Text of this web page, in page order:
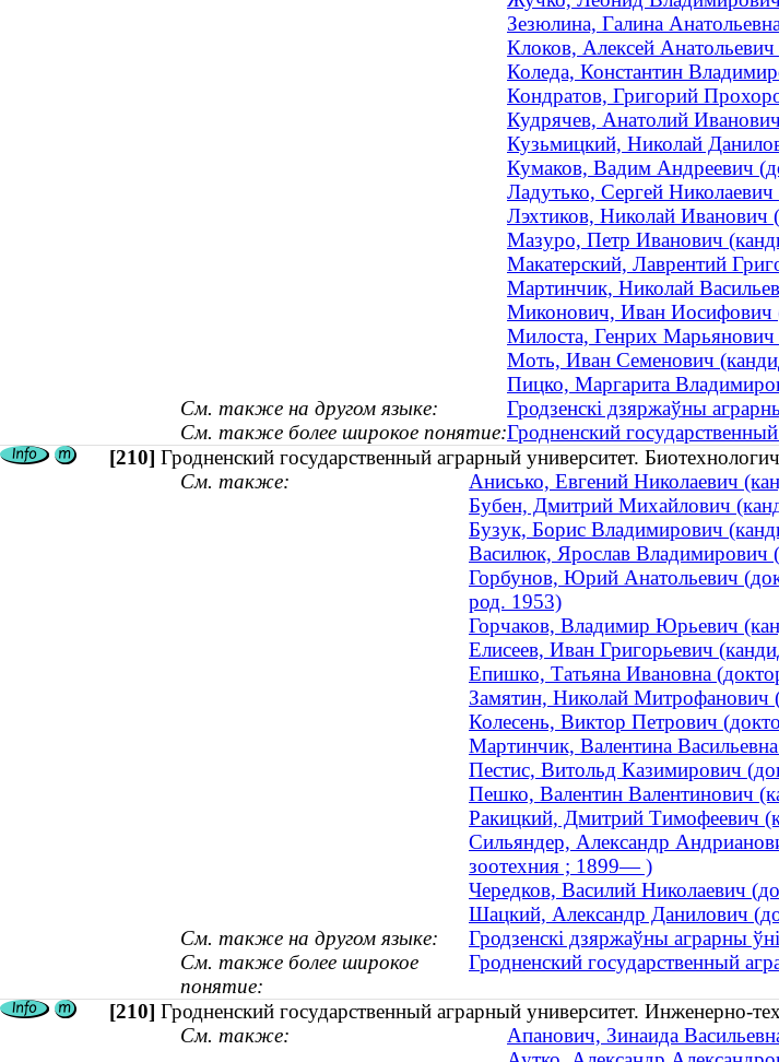
Зезюлина, Галина
Клоков, Алексей Анатольевич
Коледа, Константин
Кондратов, Григорий
Кудрячев, Анатолий
Кузьмицкий, Николай
Кумаков, Вадим Андреевич
Ладутько, Сергей
Лэхтиков, Николай Иванович
Мазуро, Петр Иванович
Макатерский, Лаврентий
Мартинчик, Николай
Миконович, Иван Иосифович
Милоста, Генрих Марьянович
Моть, Иван Семенович
Пицко, Маргарита
См. также на другом языке:
Гродзенскі дзяржаўны
См. также более широкое понятие:Гродненский
[210] Гродненский государственный аграрный университет.
См. также:
Анисько, Евгений Николаевич
Бубен, Дмитрий Михайлович
Бузук, Борис Владимирович
Василюк, Ярослав Владимирович
Горбунов, Юрий Анатольевич
род. 1953)
Горчаков, Владимир Юрьевич
Елисеев, Иван Григорьевич
Епишко, Татьяна Ивановна
Замятин, Николай Митрофанович
Колесень, Виктор Петрович
Мартинчик, Валентина
Пестис, Витольд Казимирович
Пешко, Валентин Валентинович
Ракицкий, Дмитрий Тимофеевич
Сильяндер, Александр
зоотехния ; 1899— )
Чередков, Василий Николаевич
Шацкий, Александр Данилович
См. также на другом языке:
Гродзенскі дзяржаўны аграрны
См. также более широкое
понятие:
Гродненский государственный
[210] Гродненский государственный аграрный университет. Инженерно-
См. также:
Апанович, Зинаида